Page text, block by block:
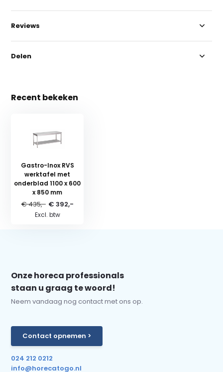
Reviews
Delen
Recent bekeken
Gastro-Inox RVS
werktafel met
onderblad 1100 x 600
x 850 mm
€ 435,- € 392,-
Excl. btw
Onze horeca professionals
staan u graag te woord!
Neem vandaag nog contact met ons op.
Contact opnemen >
024 212 0212
info@horecatogo.nl